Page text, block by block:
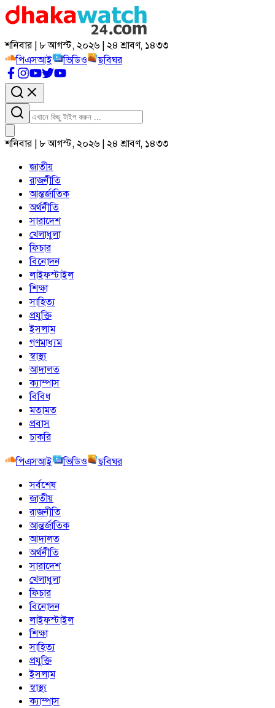
শনিবার | ৮ আগস্ট, ২০২৬ | ২৪ শ্রাবণ, ১৪৩৩
পিএসআই
ভিডিও ছবিঘর
শনিবার | ৮ আগস্ট, ২০২৬ | ২৪ শ্রাবণ, ১৪৩৩
জাতীয়
রাজনীতি
আন্তর্জাতিক
অর্থনীতি
সারাদেশ
খেলাধুলা
ফিচার
বিনোদন
লাইফস্টাইল
শিক্ষা
সাহিত্য
প্রযুক্তি
ইসলাম
গণমাধ্যম
স্বাস্থ্য
আদালত
ক্যাম্পাস
বিবিধ
মতামত
প্রবাস
চাকরি
পিএসআই
ভিডিও
ছবিঘর
সর্বশেষ
জাতীয়
রাজনীতি
আন্তর্জাতিক
আদালত
অর্থনীতি
সারাদেশ
খেলাধুলা
ফিচার
বিনোদন
লাইফস্টাইল
শিক্ষা
সাহিত্য
প্রযুক্তি
ইসলাম
স্বাস্থ্য
ক্যাম্পাস